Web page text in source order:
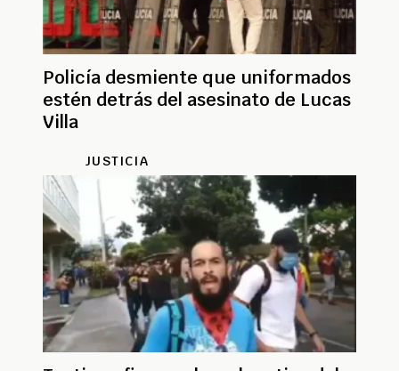
Policía desmiente que uniformados
estén detrás del asesinato de Lucas
Villa
JUSTICIA